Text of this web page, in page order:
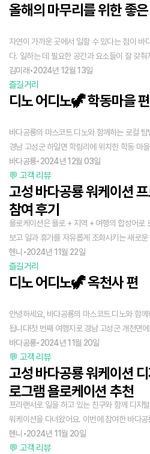
+베케이션을 합친 말로 일과 휴식을 하는 워케
올해의 마무리를 위한 좋
자연이 가까운 곳에서 일할 수 있다는 점이 바
다. 일하는 데 필요한 공간과 요소들이 잘 갖
방 옆에 따로 마련된 휴식 공간도 정말 편안했
고, 매일 수건과 물을 채워주셔서 더욱 편하게 지낼 수 있었
서는 야외 바베큐의 낭만과 즐거움을 오랜만
기억에 남는 순간이었어요. 풍성하고 맛있는
남았습니다. 숲멍 트래킹은 초록 가득한 숲 속에서 맑은 공기를 마시며 힐링할 수 있
는 프로그램이었습니다. 자연 속에서 느낀 여
한 경험이었어요. 이동을 도와주는 픽업 서비
태프분들은 늘 참가자가 편안하도록 세심하게 신경 써주
서는 단순히 공간만 제공하는 경우가 많지만,
프로그램 덕분에 사람들과 자연스럽게 만날 수
공룡의 가장 큰 매력이었습니다. 올해를 마무리하기에 정말 좋은 선택이었고, 고성
에서의 시간들이 너무 좋아서 나중에는 여행으
워케이션, 다시 참여하고 싶은 특별한 경험이었
김미래•2024년 12월 13일
즐길거리
디노 어디노🦖 학동마을 편
바다공룡의 마스코트 디노와 함께하는 로컬
경남 고성군 하일면 학림리에 위치한 학동 마
바다공룡•2024년 12월 03일
💬 고객 리뷰
고성 바다공룡 워케이션
참여 후기
욜로케이션은 욜로 + 지역 + 여행의 합성어로
보고 일과 휴가를 자유롭게 조화시키는 새로
피스, 체험 프로그램 모두 한 번에 예약하고 진
헨니 •2024년 11월 22일
즐길거리
디노 어디노🦖 옥천사 편
안녕하세요, 바다공룡의 마스코트 디노와 함
됩니다!첫 번째 여행지로 경남 고성군 개천면
바다공룡•2024년 11월 20일
💬 고객 리뷰
고성 바다공룡 워케이션
로그램 욜로케이션 추천
프리랜서로 일을 하고 있는 친구와 함께 디지
워케이션을 다녀왔어요. 이번에 참여한 바다
자연과 문화 속에서 일과 휴식을 동시에 취할
참여했는데요! 숙소 + 오피스 + 3종 체험을 동
헨니 •2024년 11월 20일
💬 고객 리뷰